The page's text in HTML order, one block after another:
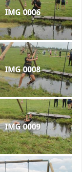
IMG 0006
IMG 0008
IMG 0009